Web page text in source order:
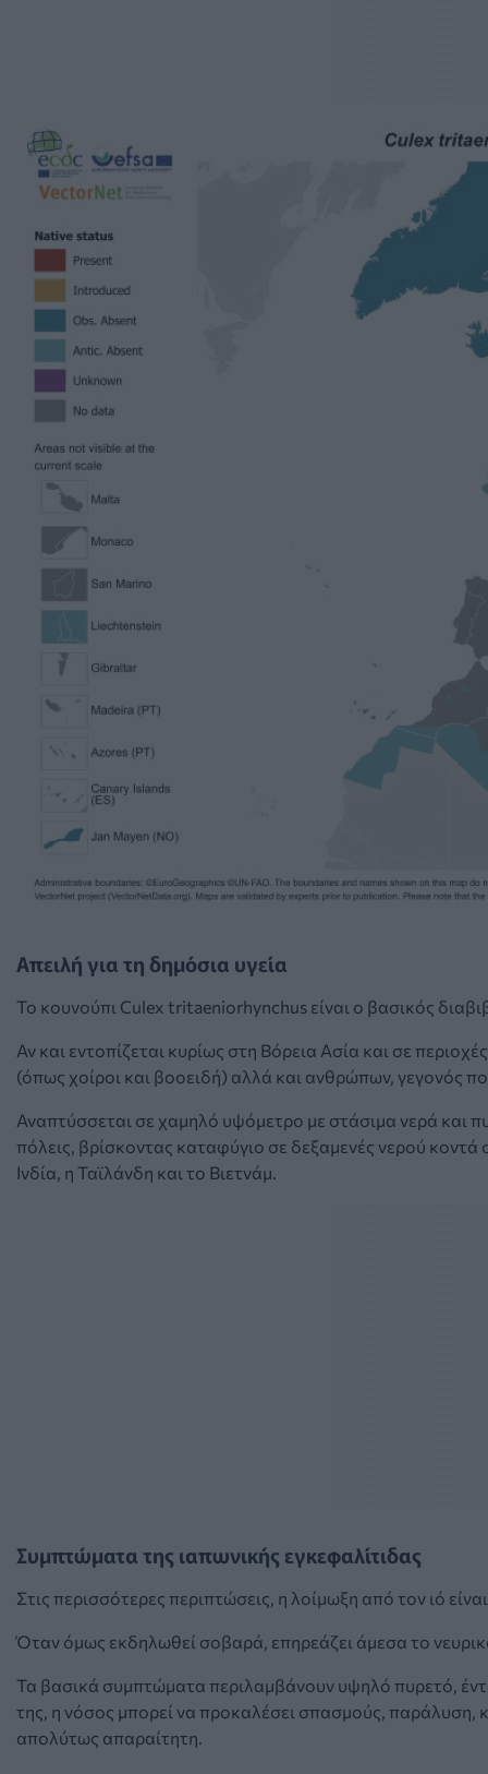
Απειλή για τη δημόσια υγεία
Το κουνούπι Culex tritaeniorhynchus είναι ο βασικός
Αν και εντοπίζεται κυρίως στη Βόρεια Ασία και σε
(όπως χοίροι και βοοειδή) αλλά και ανθρώπων, γεγονός
Αναπτύσσεται σε χαμηλό υψόμετρο με στάσιμα νερά και
πόλεις, βρίσκοντας καταφύγιο σε δεξαμενές νερού
Ινδία, η Ταϊλάνδη και το Βιετνάμ.
Συμπτώματα της ιαπωνικής εγκεφαλίτιδας
Στις περισσότερες περιπτώσεις, η λοίμωξη από τον ιό
Όταν όμως εκδηλωθεί σοβαρά, επηρεάζει άμεσα το
Τα βασικά συμπτώματα περιλαμβάνουν υψηλό πυρετό,
της, η νόσος μπορεί να προκαλέσει σπασμούς, παράλυση,
απολύτως απαραίτητη.